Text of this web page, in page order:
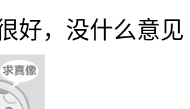
好，没什么意见